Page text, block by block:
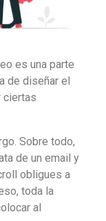
es una parte
de diseñar el
ciertas
Sobre todo,
de un email y
obligues a
toda la
al